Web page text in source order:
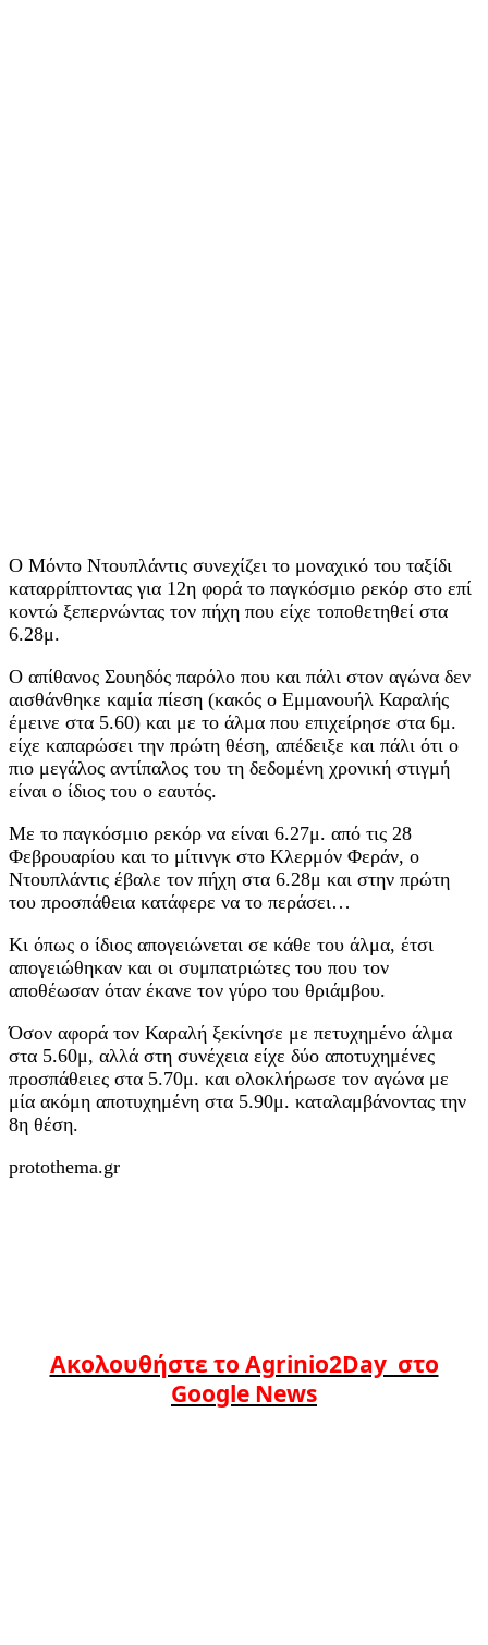
Ο Μόντο Ντουπλάντις συνεχίζει το μοναχικό του ταξίδι
καταρρίπτοντας για 12η φορά το παγκόσμιο ρεκόρ στο επί
κοντώ ξεπερνώντας τον πήχη που είχε τοποθετηθεί στα
6.28μ.
Ο απίθανος Σουηδός παρόλο που και πάλι στον αγώνα δεν
αισθάνθηκε καμία πίεση (κακός ο Εμμανουήλ Καραλής
έμεινε στα 5.60) και με το άλμα που επιχείρησε στα 6μ.
είχε καπαρώσει την πρώτη θέση, απέδειξε και πάλι ότι ο
πιο μεγάλος αντίπαλος του τη δεδομένη χρονική στιγμή
είναι ο ίδιος του ο εαυτός.
Με το παγκόσμιο ρεκόρ να είναι 6.27μ. από τις 28
Φεβρουαρίου και το μίτινγκ στο Κλερμόν Φεράν, ο
Ντουπλάντις έβαλε τον πήχη στα 6.28μ και στην πρώτη
του προσπάθεια κατάφερε να το περάσει…
Κι όπως ο ίδιος απογειώνεται σε κάθε του άλμα, έτσι
απογειώθηκαν και οι συμπατριώτες του που τον
αποθέωσαν όταν έκανε τον γύρο του θριάμβου.
Όσον αφορά τον Καραλή ξεκίνησε με πετυχημένο άλμα
στα 5.60μ, αλλά στη συνέχεια είχε δύο αποτυχημένες
προσπάθειες στα 5.70μ. και ολοκλήρωσε τον αγώνα με
μία ακόμη αποτυχημένη στα 5.90μ. καταλαμβάνοντας την
8η θέση.
protothema.gr
Ακολουθήστε το Agrinio2Day στο
Google News